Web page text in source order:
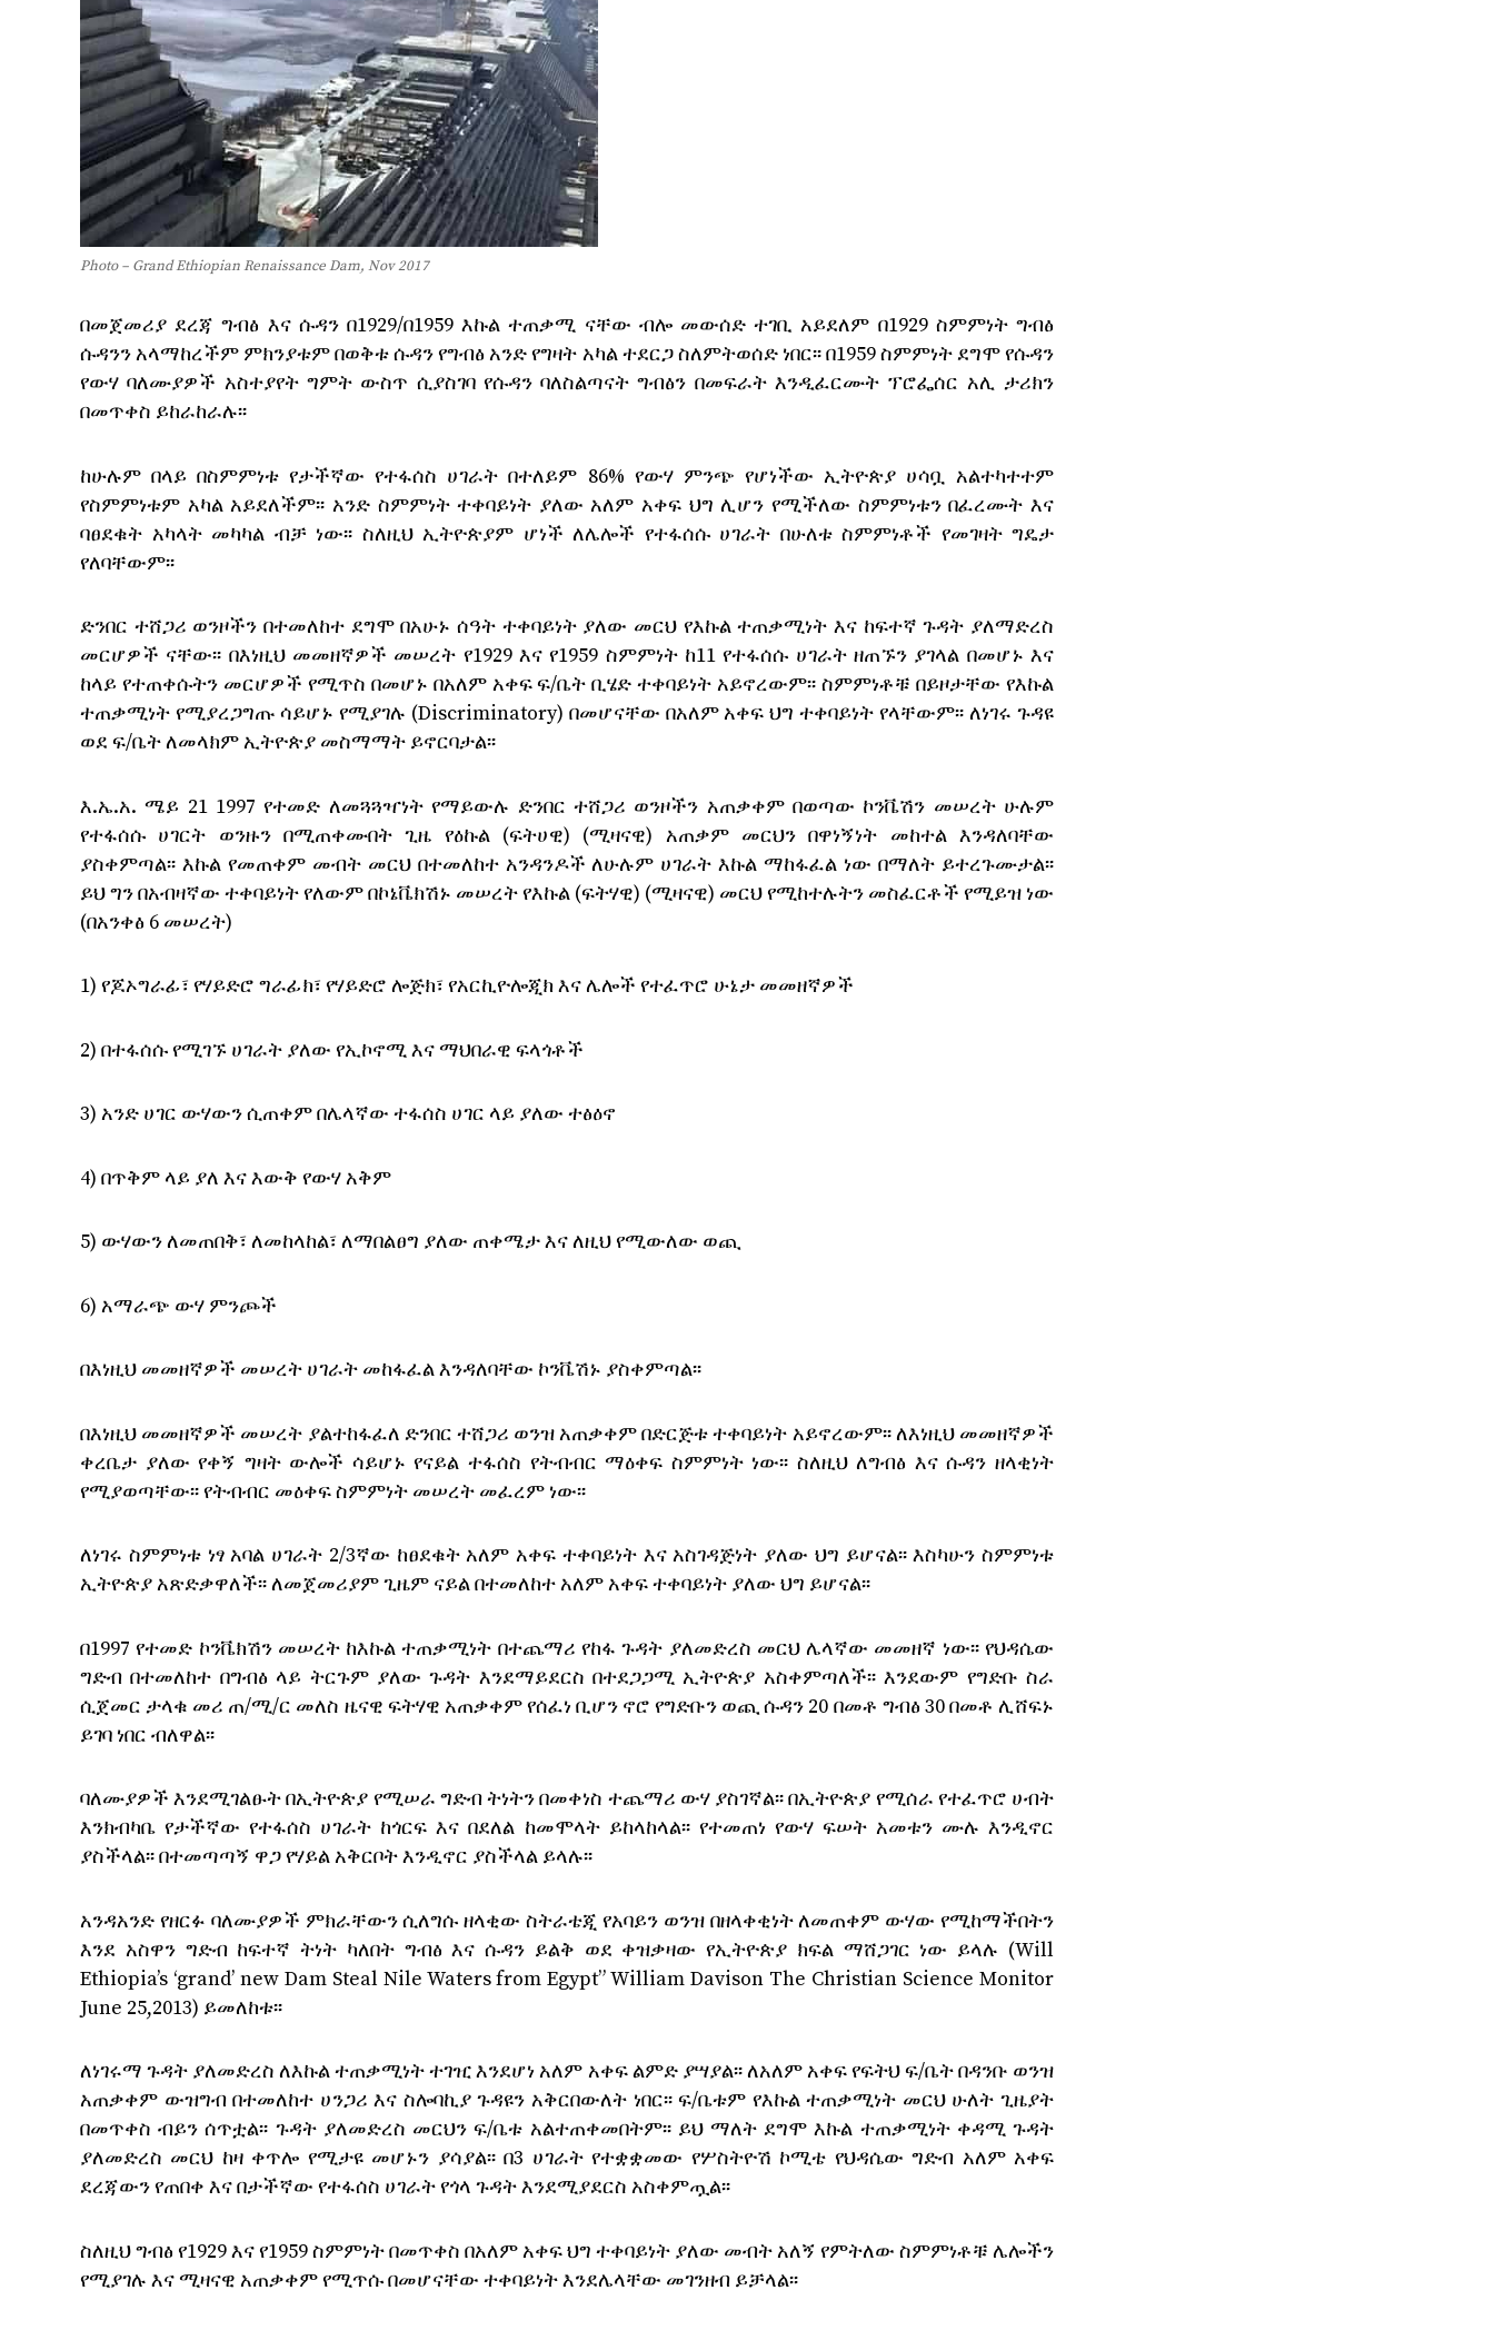
Photo – Grand Ethiopian Renaissance Dam, Nov 2017
በመጀመሪያ ደረጃ ግብፅ እና ሱዳን በ1929/በ1959 እኩል ተጠቃሚ ናቸው ብሎ መውሰድ ተገቢ አይደለም በ1929 ስምምነት ግብፅ
ሱዳንን አላማከረችም ምክንያቱም በወቅቱ ሱዳን የግብፅ አንድ የግዛት አካል ተደርጋ ስለምትወሰድ ነበር፡፡ በ1959 ስምምነት ደግሞ የሱዳን
የውሃ ባለሙያዎች አስተያየት ግምት ውስጥ ሲያስገባ የሱዳን ባለስልጣናት ግብፅን በመፍራት እንዲፈርሙት ፕሮፌሰር አሊ ታሪክን
በመጥቀስ ይከራከራሉ፡፡
ከሁሉም በላይ በስምምነቱ የታችኛው የተፋሰስ ሀገራት በተለይም 86% የውሃ ምንጭ የሆነችው ኢትዮጵያ ሀሳቧ አልተካተተም
የስምምነቱም አካል አይደለችም፡፡ አንድ ስምምነት ተቀባይነት ያለው አለም አቀፍ ህግ ሊሆን የሚችለው ስምምነቱን በፈረሙት እና
ባፀደቁት አካላት መካካል ብቻ ነው፡፡ ስለዚህ ኢትዮጵያም ሆነች ለሌሎች የተፋሰሱ ሀገራት በሁለቱ ስምምነቶች የመገዛት ግዴታ
የለባቸውም፡፡
ድንበር ተሸጋሪ ወንዞችን በተመለከተ ደግሞ በአሁኑ ሰዓት ተቀባይነት ያለው መርህ የእኩል ተጠቃሚነት እና ከፍተኛ ጉዳት ያለማድረስ
መርሆዎች ናቸው፡፡ በእነዚህ መመዘኛዎች መሠረት የ1929 እና የ1959 ስምምነት ከ11 የተፋሰሱ ሀገራት ዘጠኙን ያገላል በመሆኑ እና
ከላይ የተጠቀሱትን መርሆዎች የሚጥስ በመሆኑ በአለም አቀፍ ፍ/ቤት ቢሄድ ተቀባይነት አይኖረውም፡፡ ስምምነቶቹ በይዞታቸው የእኩል
ተጠቃሚነት የሚያረጋግጡ ሳይሆኑ የሚያገሉ (Discriminatory) በመሆናቸው በአለም አቀፍ ህግ ተቀባይነት የላቸውም፡፡ ለነገሩ ጉዳዩ
ወደ ፍ/ቤት ለመላክም ኢትዮጵያ መስማማት ይኖርባታል፡፡
እ.ኤ.አ. ሜይ 21 1997 የተመድ ለመጓጓዣነት የማይውሉ ድንበር ተሸጋሪ ወንዞችን አጠቃቀም በወጣው ኮንቬሽን መሠረት ሁሉም
የተፋሰሱ ሀገርት ወንዙን በሚጠቀሙበት ጊዜ የዕኩል (ፍትሀዊ) (ሚዛናዊ) አጠቃም መርህን በዋነኝነት መከተል እንዳለባቸው
ያስቀምጣል፡፡ እኩል የመጠቀም መብት መርህ በተመለከተ አንዳንዶች ለሁሉም ሀገራት እኩል ማከፋፈል ነው በማለት ይተረጉሙታል፡፡
ይህ ግን በአብዛኛው ተቀባይነት የለውም በኮኔቬክሽኑ መሠረት የእኩል (ፍትሃዊ) (ሚዛናዊ) መርህ የሚከተሉትን መስፈርቶች የሚይዝ ነው
(በአንቀፅ 6 መሠረት)
1) የጆኦግራፊ፣ የሃይድሮ ግራፊክ፣ የሃይድሮ ሎጅክ፣ የአርኪዮሎጂክ እና ሌሎች የተፈጥሮ ሁኔታ መመዘኛዎች
2) በተፋሰሱ የሚገኙ ሀገራት ያለው የኢኮኖሚ እና ማህበራዊ ፍላጎቶች
3) አንድ ሀገር ውሃውን ሲጠቀም በሌላኛው ተፋሰስ ሀገር ላይ ያለው ተፅዕኖ
4) በጥቅም ላይ ያለ እና እውቅ የውሃ አቅም
5) ውሃውን ለመጠበቅ፣ ለመከላከል፣ ለማበልፀግ ያለው ጠቀሜታ እና ለዚህ የሚውለው ወጪ
6) አማራጭ ውሃ ምንጮች
በእነዚህ መመዘኛዎች መሠረት ሀገራት መከፋፈል እንዳለባቸው ኮንቬሽኑ ያስቀምጣል፡፡
በእነዚህ መመዘኛዎች መሠረት ያልተከፋፈለ ድንበር ተሸጋሪ ወንዝ አጠቃቀም በድርጅቱ ተቀባይነት አይኖረውም፡፡ ለእነዚህ መመዘኛዎች
ቀረቤታ ያለው የቀኝ ግዛት ውሎች ሳይሆኑ የናይል ተፋሰስ የትብብር ማዕቀፍ ስምምነት ነው፡፡ ስለዚህ ለግብፅ እና ሱዳን ዘላቂነት
የሚያወጣቸው፡፡ የትብብር መዕቀፍ ስምምነት መሠረት መፈረም ነው፡፡
ለነገሩ ስምምነቱ ነፃ አባል ሀገራት 2/3ኛው ከፀደቁት አለም አቀፍ ተቀባይነት እና አስገዳጅነት ያለው ህግ ይሆናል፡፡ እስካሁን ስምምነቱ
ኢትዮጵያ አጽድቃዋለች፡፡ ለመጀመሪያም ጊዜም ናይል በተመለከተ አለም አቀፍ ተቀባይነት ያለው ህግ ይሆናል፡፡
በ1997 የተመድ ኮንቬክሽን መሠረት ከእኩል ተጠቃሚነት በተጨማሪ የከፋ ጉዳት ያለመድረስ መርህ ሌላኛው መመዘኛ ነው፡፡ የህዳሴው
ግድብ በተመለከተ በግብፅ ላይ ትርጉም ያለው ጉዳት እንደማይደርስ በተደጋጋሚ ኢትዮጵያ አስቀምጣለች፡፡ እንደውም የግድቡ ስራ
ሲጀመር ታላቁ መሪ ጠ/ሚ/ር መለስ ዜናዊ ፍትሃዊ አጠቃቀም የሰፈነ ቢሆን ኖሮ የግድቡን ወጪ ሱዳን 20 በመቶ ግብፅ 30 በመቶ ሊሸፍኑ
ይገባ ነበር ብለዋል፡፡
ባለሙያዎች እንደሚገልፁት በኢትዮጵያ የሚሠራ ግድብ ትነትን በመቀነስ ተጨማሪ ውሃ ያስገኛል፡፡ በኢትዮጵያ የሚሰራ የተፈጥሮ ሀብት
እንክብካቤ የታችኛው የተፋሰስ ሀገራት ከጎርፍ እና በደለል ከመሞላት ይከላከላል፡፡ የተመጠነ የውሃ ፍሠት አመቱን ሙሉ እንዲኖር
ያስችላል፡፡ በተመጣጣኝ ዋጋ የሃይል አቅርቦት እንዲኖር ያስችላል ይላሉ፡፡
አንዳአንድ የዘርፉ ባለሙያዎች ምክራቸውን ሲለግሱ ዘላቂው ስትራቴጂ የአባይን ወንዝ በዘላቀቂነት ለመጠቀም ውሃው የሚከማችበትን
እንደ አስዋን ግድብ ከፍተኛ ትነት ካለበት ግብፅ እና ሱዳን ይልቅ ወደ ቀዝቃዛው የኢትዮጵያ ክፍል ማሸጋገር ነው ይላሉ (Will
Ethiopia’s ‘grand’ new Dam Steal Nile Waters from Egypt” William Davison The Christian Science Monitor
June 25,2013) ይመለከቱ፡፡
ለነገሩማ ጉዳት ያለመድረስ ለእኩል ተጠቃሚነት ተገዢ እንደሆነ አለም አቀፍ ልምድ ያሣያል፡፡ ለአለም አቀፍ የፍትህ ፍ/ቤት በዳንቡ ወንዝ
አጠቃቀም ውዝግብ በተመለከተ ሀንጋሪ እና ስሎባኪያ ጉዳዩን አቅርበውለት ነበር፡፡ ፍ/ቤቱም የእኩል ተጠቃሚነት መርህ ሁለት ጊዜያት
በመጥቀስ ብይን ሰጥቷል፡፡ ጉዳት ያለመድረስ መርህን ፍ/ቤቱ አልተጠቀመበትም፡፡ ይህ ማለት ደግሞ እኩል ተጠቃሚነት ቀዳሚ ጉዳት
ያለመድረስ መርህ ከዛ ቀጥሎ የሚታዩ መሆኑን ያሳያል፡፡ በ3 ሀገራት የተቋቋመው የሦስትዮሽ ኮሚቴ የህዳሴው ግድብ አለም አቀፍ
ደረጃውን የጠበቀ እና በታችኛው የተፋሰስ ሀገራት የጎላ ጉዳት እንደሚያደርስ አስቀምጧል፡፡
ስለዚህ ግብፅ የ1929 እና የ1959 ስምምነት በመጥቀስ በአለም አቀፍ ህግ ተቀባይነት ያለው መብት አለኝ የምትለው ስምምነቶቹ ሌሎችን
የሚያገሉ እና ሚዛናዊ አጠቃቀም የሚጥሱ በመሆናቸው ተቀባይነት እንደሌላቸው መገንዘብ ይቻላል፡፡